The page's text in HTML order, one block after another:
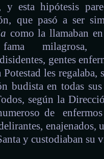
y esta hipótesis
que pasó a ser
como la llamaban
milagrosa,
gentes
les regalaba,
budista en todas
según la
de
enajenados,
y custodiaban su